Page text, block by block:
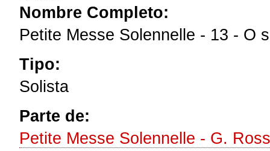
Nombre Completo:
Petite Messe Solennelle - 13 - O
Tipo:
Solista
Parte de:
Petite Messe Solennelle - G.